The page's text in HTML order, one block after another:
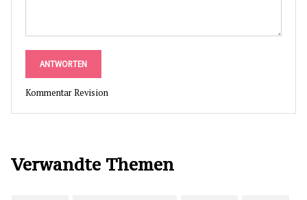
ANTWORTEN
Kommentar Revision
Verwandte Themen